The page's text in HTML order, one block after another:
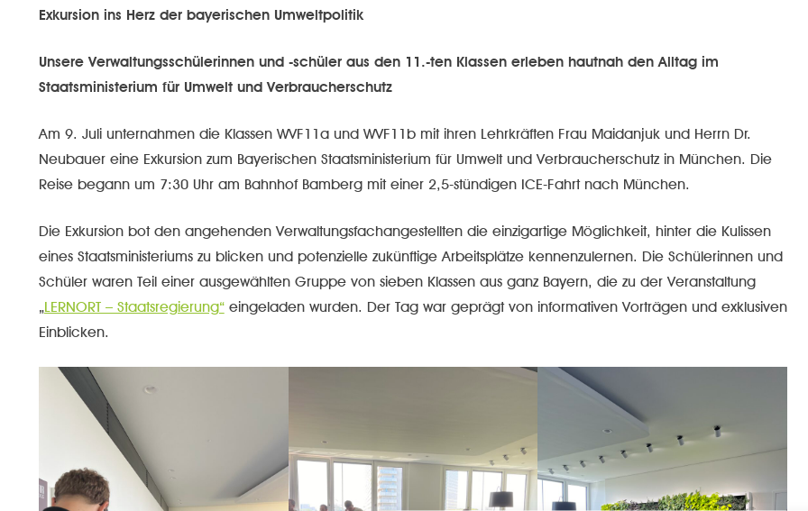
Exkursion ins Herz der bayerischen Umweltpolitik
Unsere Verwaltungsschülerinnen und -schüler aus den 11.-ten Klassen erleben hautnah den Alltag im
Staatsministerium für Umwelt und Verbraucherschutz
Am 9. Juli unternahmen die Klassen WVF11a und WVF11b mit ihren Lehrkräften Frau Maidanjuk und Herrn Dr.
Neubauer eine Exkursion zum Bayerischen Staatsministerium für Umwelt und Verbraucherschutz in München. Die
Reise begann um 7:30 Uhr am Bahnhof Bamberg mit einer 2,5-stündigen ICE-Fahrt nach München.
Die Exkursion bot den angehenden Verwaltungsfachangestellten die einzigartige Möglichkeit, hinter die Kulissen
eines Staatsministeriums zu blicken und potenzielle zukünftige Arbeitsplätze kennenzulernen. Die Schülerinnen und
Schüler waren Teil einer ausgewählten Gruppe von sieben Klassen aus ganz Bayern, die zu der Veranstaltung
„LERNORT – Staatsregierung“eingeladen wurden. Der Tag war geprägt von informativen Vorträgen und exklusiven
Einblicken.